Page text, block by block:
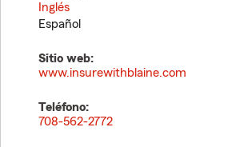
Inglés
Español
Sitio web:
www.insurewithblaine.com
Teléfono:
708-562-2772